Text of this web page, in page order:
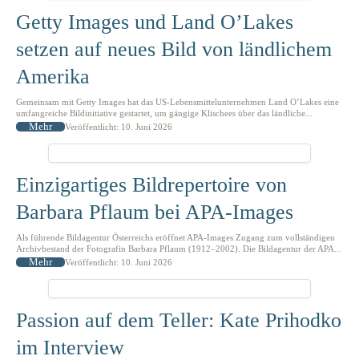
Getty Images und Land O’Lakes
setzen auf neues Bild von ländlichem
Amerika
Gemeinsam mit Getty Images hat das US-Lebensmittelunternehmen Land O’Lakes eine
umfangreiche Bildinitiative gestartet, um gängige Klischees über das ländliche...
Mehr Veröffentlicht: 10. Juni 2026
Einzigartiges Bildrepertoire von
Barbara Pflaum bei APA-Images
Als führende Bildagentur Österreichs eröffnet APA-Images Zugang zum vollständigen
Archivbestand der Fotografin Barbara Pflaum (1912–2002). Die Bildagentur der APA...
Mehr Veröffentlicht: 10. Juni 2026
Passion auf dem Teller: Kate Prihodko
im Interview